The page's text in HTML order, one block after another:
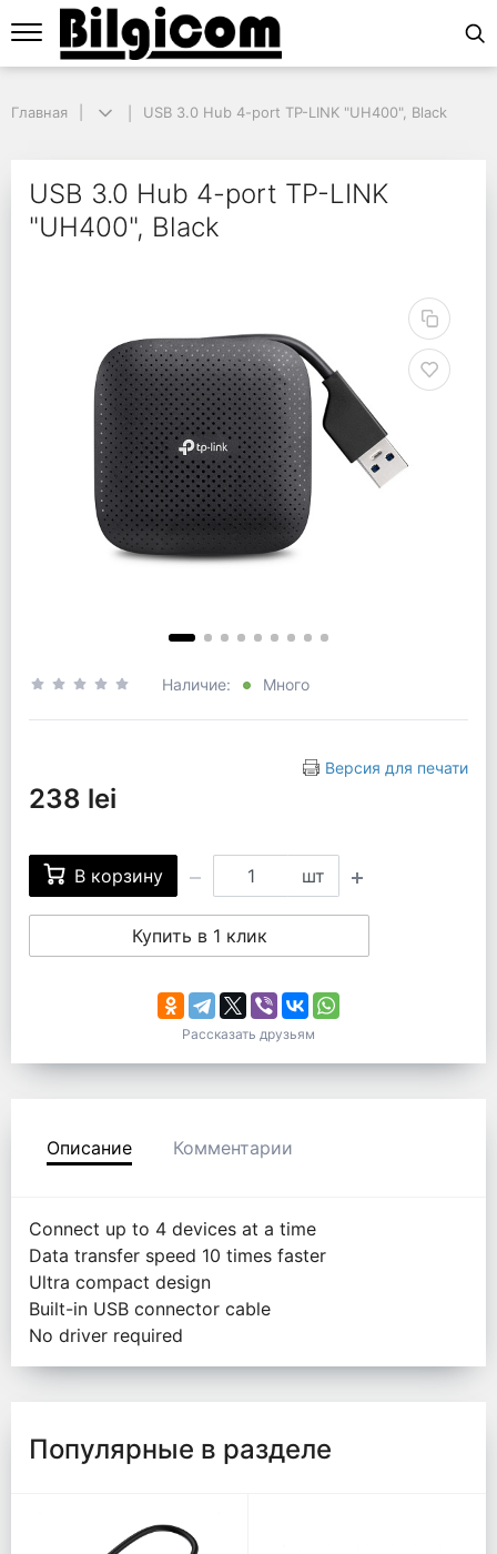
USB 3.0 Hub 4-port TP-LINK "UH400", Black
Главная USB 3.0 Hub 4-port TP-LINK "UH400", Black
USB 3.0 Hub 4-port TP-LINK
"UH400", Black
Наличие: Много
Версия для печати
238 lei
В корзину шт
Купить в 1 клик
Рассказать друзьям
Описание Комментарии
Connect up to 4 devices at a time
Data transfer speed 10 times faster
Ultra compact design
Built-in USB connector cable
No driver required
Популярные в разделе